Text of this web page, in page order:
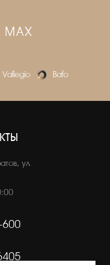
Vallegio Bafo
ул.
600